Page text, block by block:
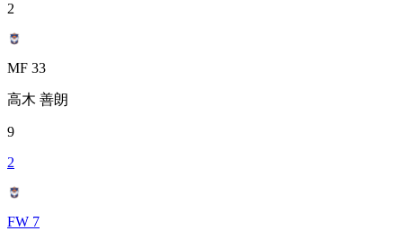
2
MF 33
高木 善朗
9
2
FW 7